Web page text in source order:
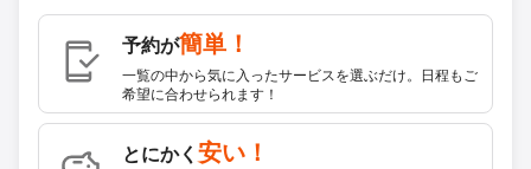
予約が簡単！
一覧の中から気に入ったサービスを選ぶだけ。日程もご
希望に合わせられます！
とにかく 安い！